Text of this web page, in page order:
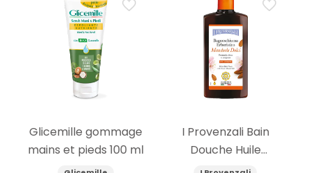
Glicemille gommage
mains et pieds 100 ml
I Provenzali Bain
Douche Huile
d’Amande Douce